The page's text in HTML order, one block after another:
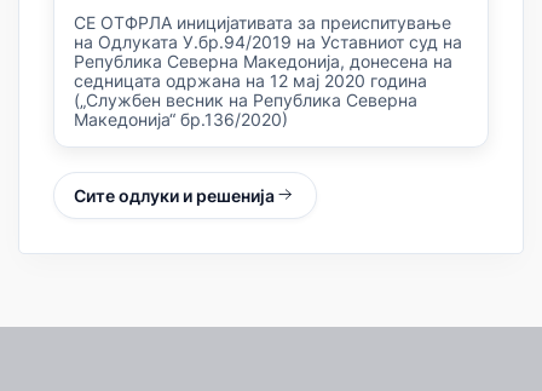
СЕ ОТФРЛА иницијативата за преиспитување
на Одлуката У.бр.94/2019 на Уставниот суд на
Република Северна Македонија, донесена на
седницата одржана на 12 мај 2020 година
(„Службен весник на Република Северна
Македонија“ бр.136/2020)
Сите одлуки и решенија